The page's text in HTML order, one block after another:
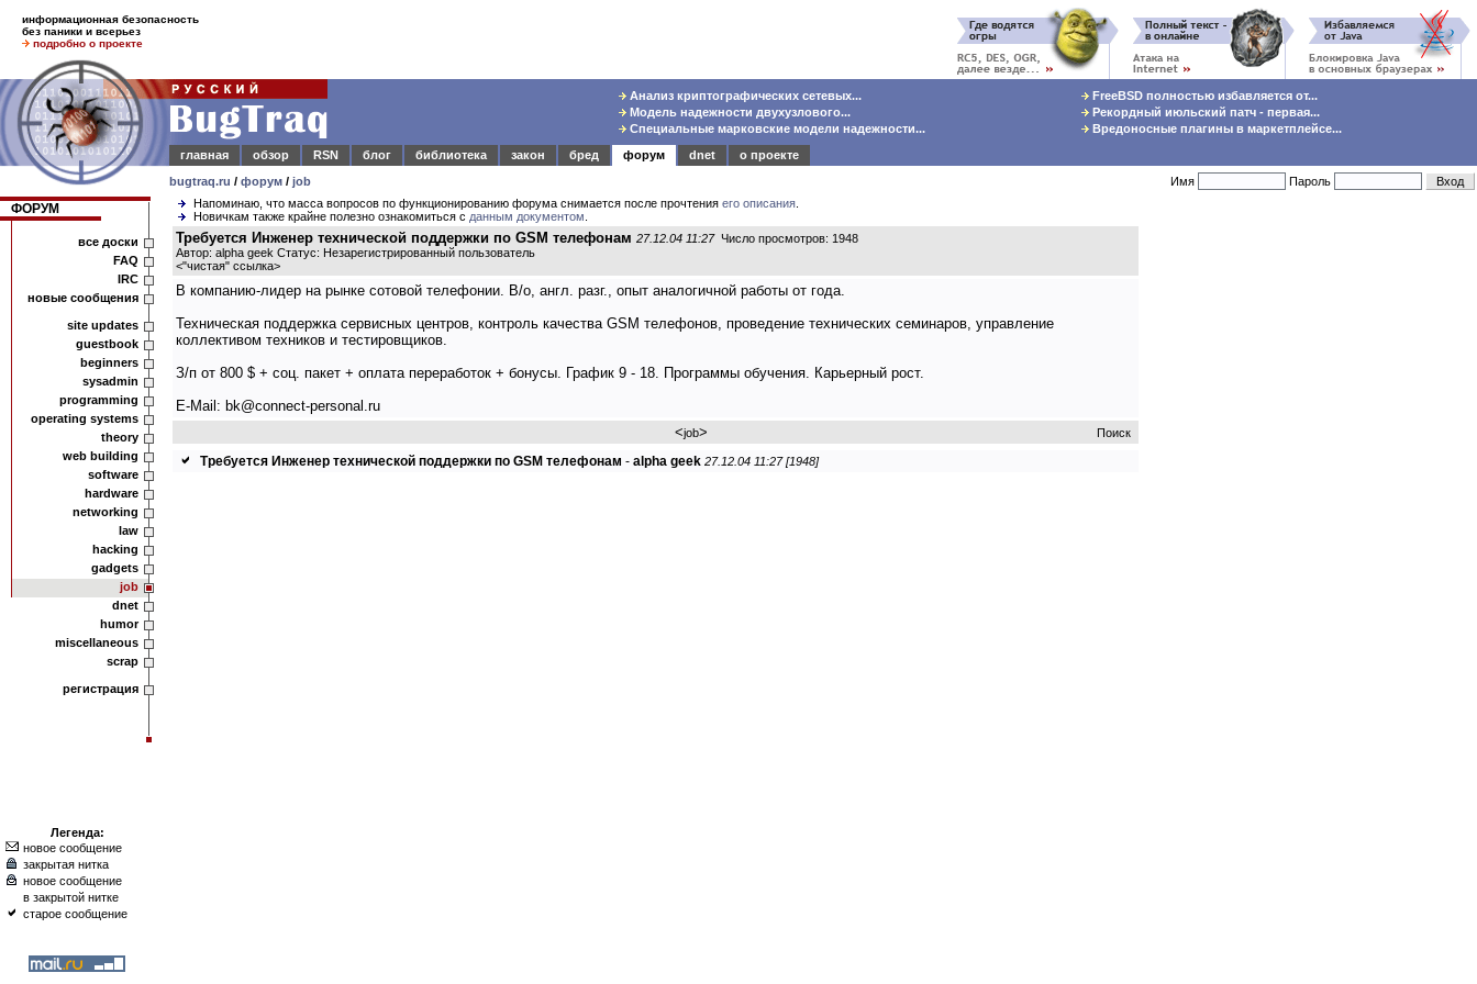
информационная безопасность
без паники и всерьез
подробно о проекте
Анализ криптографических сетевых...
Модель надежности двухузлового...
Специальные марковские модели надежности...
FreeBSD полностью избавляется от...
Рекордный июльский патч - первая...
Вредоносные плагины в маркетплейсе...
главная
обзор RSN блог библиотека закон бред форум dnet
о проекте
bugtraq.ru / форум / job Имя Пароль
ФОРУМ
все доски
FAQ
IRC
новые сообщения
site updates
guestbook
beginners
sysadmin
programming
operating systems
theory
web building
software
hardware
networking
law
hacking
gadgets
job
dnet
humor
miscellaneous
scrap
регистрация
Легенда:
новое сообщение
закрытая нитка
новое сообщение
в закрытой нитке
старое сообщение
Напоминаю, что масса вопросов по функционированию форума снимается после прочтения его описания
Новичкам также крайне полезно ознакомиться с данным документом
Требуется Инженер технической поддержки по GSM телефонам 27.12.04 11:27Число просмотров: 1948
Автор: alpha geek Статус: Незарегистрированный пользователь
<"чистая" ссылка>
В компанию-лидер на рынке сотовой телефонии. В/о, англ. разг., опыт аналогичной работы от года.
Техническая поддержка сервисных центров, контроль качества GSM телефонов, проведение технических семинаров, управление
коллективом техников и тестировщиков.
З/п от 800 $ + соц. пакет + оплата переработок + бонусы. График 9 - 18. Программы обучения. Карьерный рост.
E-Mail: bk@connect-personal.ru
<job> Поиск
Требуется Инженер технической поддержки по GSM телефонам - alpha geek 27.12.04 11:27 [1948]